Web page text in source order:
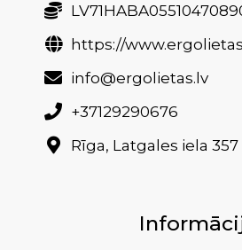
https://
info@ergolietas.lv
+37129290676
Rīga, Latgales iela 357